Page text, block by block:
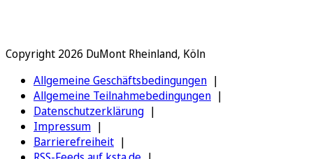
Copyright 2026 DuMont Rheinland, Köln
Allgemeine Geschäftsbedingungen
Allgemeine Teilnahmebedingungen
Datenschutzerklärung
Impressum
Barrierefreiheit